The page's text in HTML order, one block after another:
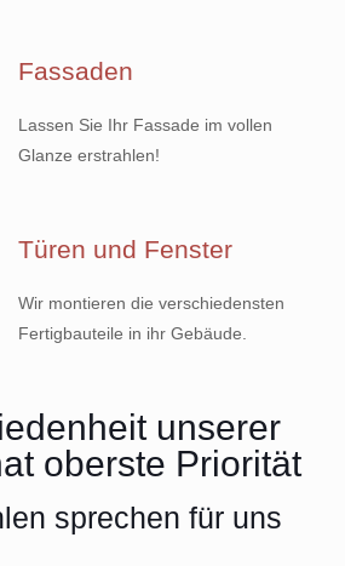
Fassaden
Lassen Sie Ihr Fassade im vollen
Glanze erstrahlen!
Türen und Fenster
Wir montieren die verschiedensten
Fertigbauteile in ihr Gebäude.
unserer
oberste Priorität
sprechen für uns